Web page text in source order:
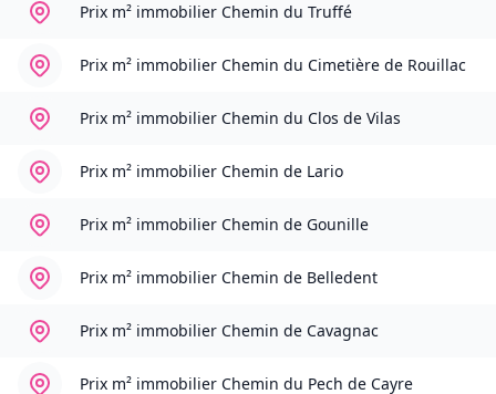
Prix m² immobilier Chemin du Truffé
Prix m² immobilier Chemin du Cimetière de Rouillac
Prix m² immobilier Chemin du Clos de Vilas
Prix m² immobilier Chemin de Lario
Prix m² immobilier Chemin de Gounille
Prix m² immobilier Chemin de Belledent
Prix m² immobilier Chemin de Cavagnac
Prix m² immobilier Chemin du Pech de Cayre